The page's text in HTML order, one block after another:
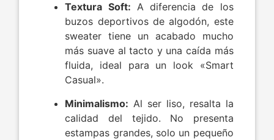
Textura Soft: A diferencia de los
buzos deportivos de algodón, este
sweater tiene un acabado mucho
más suave al tacto y una caída más
fluida, ideal para un look «Smart
Casual».
Minimalismo: Al ser liso, resalta la
calidad del tejido. No presenta
estampas grandes, solo un pequeño